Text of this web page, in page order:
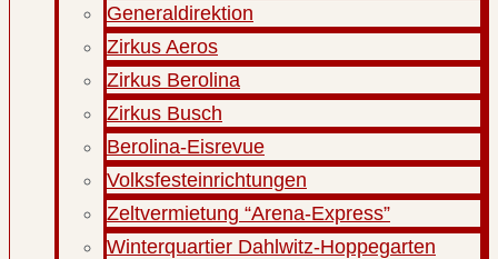
Generaldirektion
Zirkus Aeros
Zirkus Berolina
Zirkus Busch
Berolina-Eisrevue
Volksfesteinrichtungen
Zeltvermietung “Arena-Express”
Winterquartier Dahlwitz-Hoppegarten